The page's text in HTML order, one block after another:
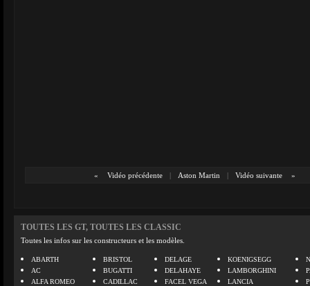
« Vidéo précédente | Aston Martin | Vidéo suivante »
TOUTES LES GT, TOUTES LES CLASSIC
Toutes les infos sur les constructeurs et les modèles.
ABARTH
AC
ALFA ROMEO
BRISTOL
BUGATTI
CADILLAC
DELAGE
DELAHAYE
FACEL VEGA
KOENIGSEGG
LAMBORGHINI
LANCIA